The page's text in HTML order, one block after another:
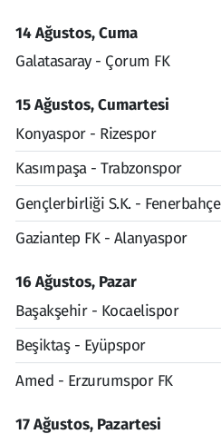
14 Ağustos, Cuma
Galatasaray - Çorum FK
15 Ağustos, Cumartesi
Konyaspor - Rizespor
Kasımpaşa - Trabzonspor
Gençlerbirliği S.K. - Fenerbahçe
Gaziantep FK - Alanyaspor
16 Ağustos, Pazar
Başakşehir - Kocaelispor
Beşiktaş - Eyüpspor
Amed - Erzurumspor FK
17 Ağustos, Pazartesi